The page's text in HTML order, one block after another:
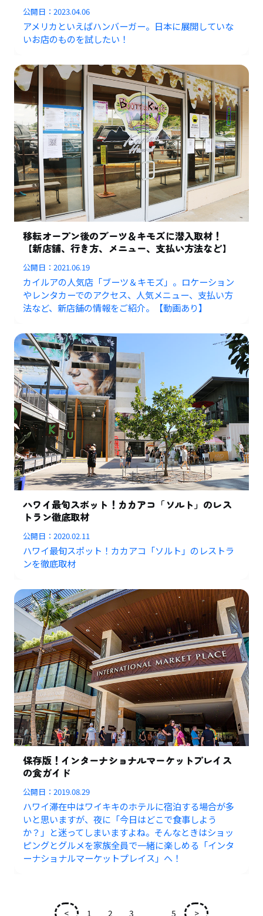
公開日：2023.04.06
アメリカといえばハンバーガー。日本に展開していな
いお店のものを試したい！
移転オープン後のブーツ＆キモズに潜入取材！
【新店舗、行き方、メニュー、支払い方法など】
公開日：2021.06.19
カイルアの人気店「ブーツ＆キモズ」。ロケーション
やレンタカーでのアクセス、人気メニュー、支払い方
法など、新店舗の情報をご紹介。【動画あり】
ハワイ最旬スポット！カカアコ「ソルト」のレス
トラン徹底取材
公開日：2020.02.11
ハワイ最旬スポット！カカアコ「ソルト」のレストラ
ンを徹底取材
保存版！インターナショナルマーケットプレイス
の食ガイド
公開日：2019.08.29
ハワイ滞在中はワイキキのホテルに宿泊する場合が多
いと思いますが、夜に「今日はどこで食事しよう
か？」と迷ってしまいますよね。そんなときはショッ
ピングとグルメを家族全員で一緒に楽しめる「インタ
ーナショナルマーケットプレイス」へ！
< 1 2 3 5 >